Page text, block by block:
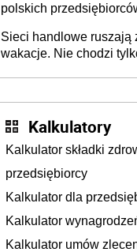
polskich
Sieci handlowe ruszają
wakacje. Nie chodzi
Kalkulatory
Kalkulator składki
przedsiębiorcy
Kalkulator dla
Kalkulator
Kalkulator umów